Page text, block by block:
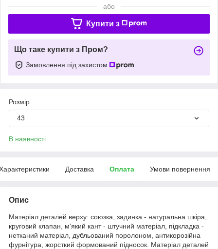
або
Купити з
Що таке купити з Пром?
Замовлення під захистом
Розмір
43
В наявності
Доставка Оплата Умови повернення
Опис
Матеріал деталей верху: союзка, задинка - натуральна шкіра,
круговий клапан, м'який кант - штучний матеріал, підкладка -
нетканий матеріал, дубльований поролоном, антикорозійна
фурнітура, жорсткий формований підносок. Матеріал деталей